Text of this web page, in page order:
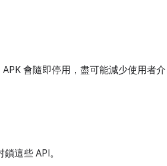
會隨即停用，盡可能減少使用者介
這些 API。